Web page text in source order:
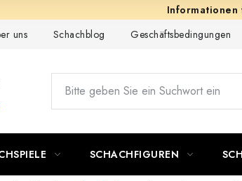
uns Schachblog Geschäftsbedingungen
SCHACHFIGUREN